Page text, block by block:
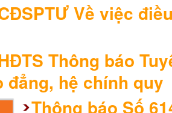
Về việc
Thông báo
đẳng, hệ chính quy
Thông báo Số